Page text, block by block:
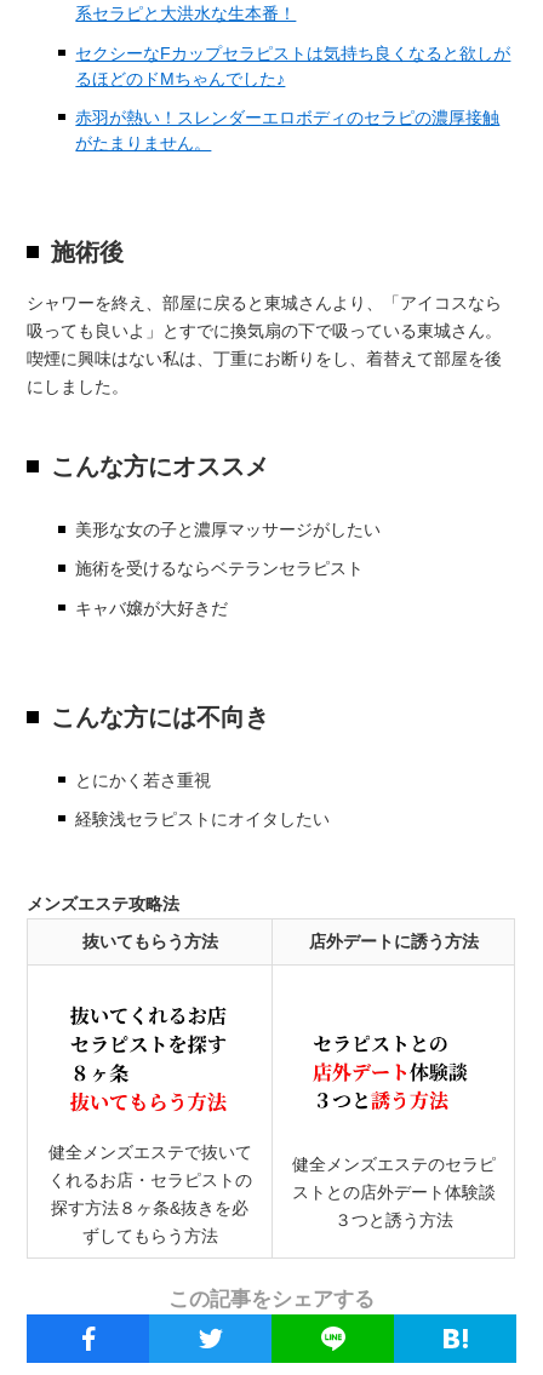
系セラピと大洪水な生本番！
セクシーなFカップセラピストは気持ち良くなると欲しが
るほどのドMちゃんでした♪
赤羽が熱い！スレンダーエロボディのセラピの濃厚接触
がたまりません。
施術後
シャワーを終え、部屋に戻ると東城さんより、「アイコスなら
吸っても良いよ」とすでに換気扇の下で吸っている東城さん。
喫煙に興味はない私は、丁重にお断りをし、着替えて部屋を後
にしました。
こんな方にオススメ
美形な女の子と濃厚マッサージがしたい
施術を受けるならベテランセラピスト
キャバ嬢が大好きだ
こんな方には不向き
とにかく若さ重視
経験浅セラピストにオイタしたい
メンズエステ攻略法
抜いてもらう方法
店外デートに誘う方法
健全メンズエステで抜いて
くれるお店・セラピストの
探す方法８ヶ条&抜きを必
ずしてもらう方法
健全メンズエステのセラピ
ストとの店外デート体験談
３つと誘う方法
この記事をシェアする